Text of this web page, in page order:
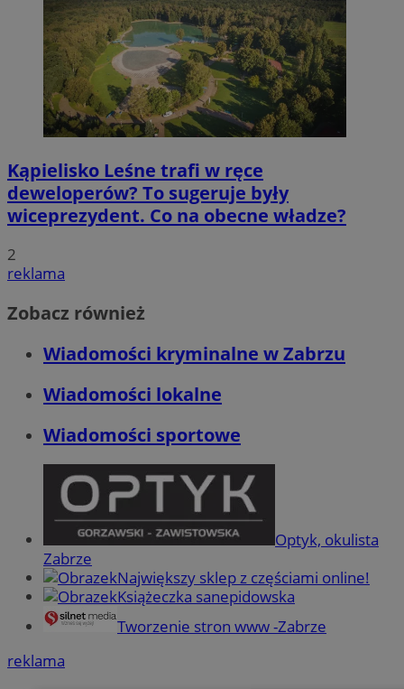
Kąpielisko Leśne trafi w ręce
deweloperów? To sugeruje były
wiceprezydent. Co na obecne władze?
2
reklama
Zobacz również
Wiadomości kryminalne w Zabrzu
Wiadomości lokalne
Wiadomości sportowe
Optyk, okulista
Zabrze
Największy sklep z częściami online!
Książeczka sanepidowska
Tworzenie stron www -Zabrze
reklama